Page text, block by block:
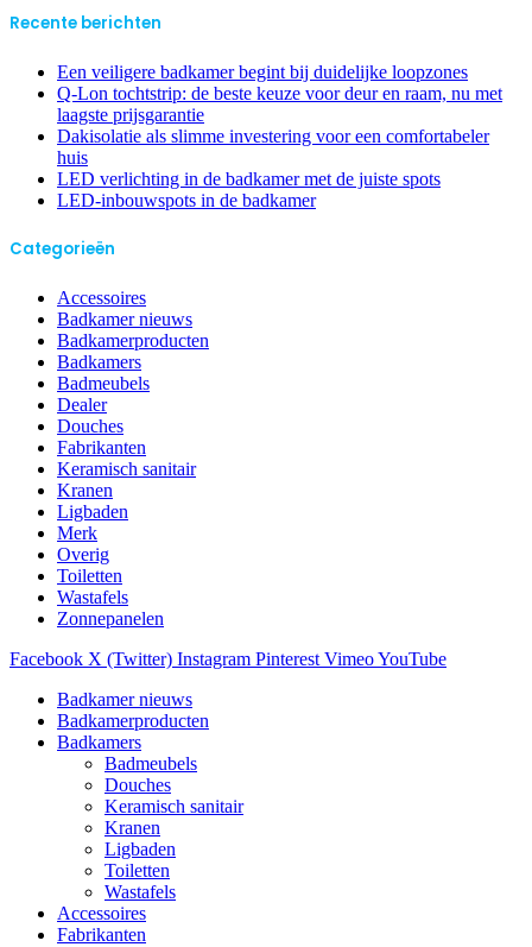
Recente berichten
Een veiligere badkamer begint bij duidelijke loopzones
Q-Lon tochtstrip: de beste keuze voor deur en raam, nu met
laagste prijsgarantie
Dakisolatie als slimme investering voor een comfortabeler
huis
LED verlichting in de badkamer met de juiste spots
LED-inbouwspots in de badkamer
Categorieën
Accessoires
Badkamer nieuws
Badkamerproducten
Badkamers
Badmeubels
Dealer
Douches
Fabrikanten
Keramisch sanitair
Kranen
Ligbaden
Merk
Overig
Toiletten
Wastafels
Zonnepanelen
Facebook X (Twitter) Instagram Pinterest VimeoYouTube
Badkamer nieuws
Badkamerproducten
Badkamers
Badmeubels
Douches
Keramisch sanitair
Kranen
Ligbaden
Toiletten
Wastafels
Accessoires
Fabrikanten